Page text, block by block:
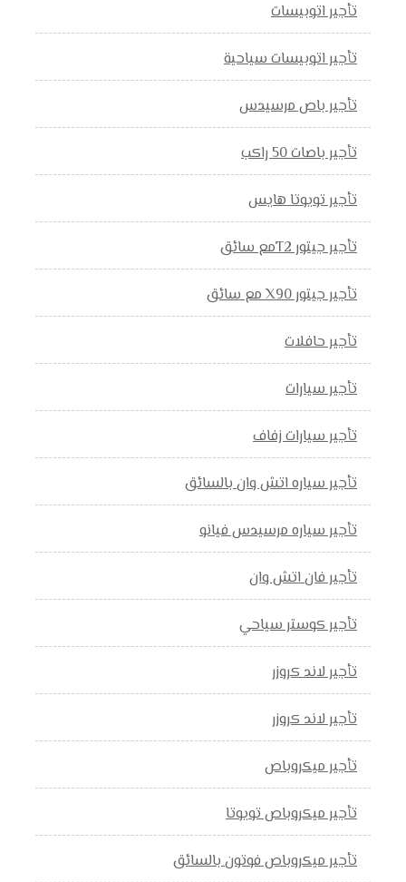
تأجير اتوبيسات
تأجير اتوبيسات سياحية
تأجير باص مرسيدس
تأجير باصات 50 راكب
تأجير تويوتا هايس
تأجير جيتور T2مع سائق
تأجير جيتور X90 مع سائق
تأجير حافلات
تأجير سيارات
تأجير سيارات زفاف
تأجير سياره اتش وان بالسائق
تأجير سياره مرسيدس فيانو
تأجير فان اتش وان
تأجير كوستر سياحي
تأجير لاند كروزر
تأجير لاند كروزر
تأجير ميكروباص
تأجير ميكروباص تويوتا
تأجير ميكروباص فوتون بالسائق